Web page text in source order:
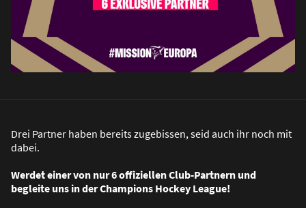
Drei Partner haben bereits zugebissen, seid auch ihr noch mit
dabei.
Werdet einer von nur 6 offiziellen Club-Partnern und
begleite uns in der Champions Hockey League!